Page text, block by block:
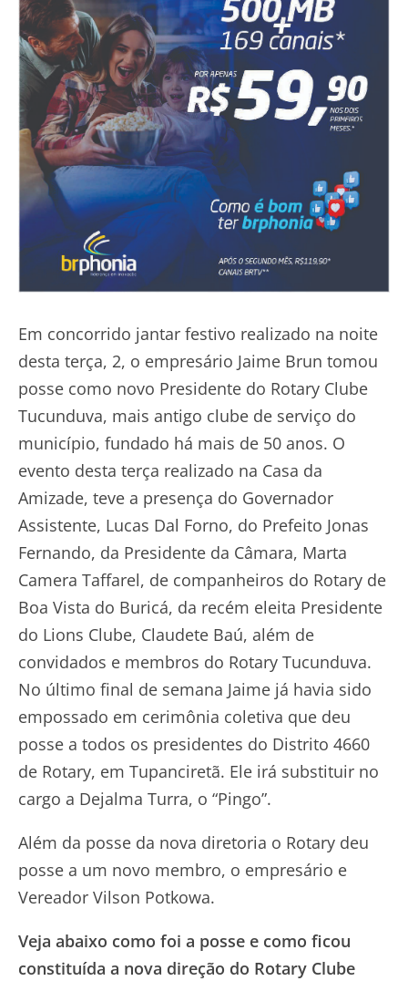
Em concorrido jantar festivo realizado na noite
desta terça, 2, o empresário Jaime Brun tomou
posse como novo Presidente do Rotary Clube
Tucunduva, mais antigo clube de serviço do
município, fundado há mais de 50 anos. O
evento desta terça realizado na Casa da
Amizade, teve a presença do Governador
Assistente, Lucas Dal Forno, do Prefeito Jonas
Fernando, da Presidente da Câmara, Marta
Camera Taffarel, de companheiros do Rotary de
Boa Vista do Buricá, da recém eleita Presidente
do Lions Clube, Claudete Baú, além de
convidados e membros do Rotary Tucunduva.
No último final de semana Jaime já havia sido
empossado em cerimônia coletiva que deu
posse a todos os presidentes do Distrito 4660
de Rotary, em Tupanciretã. Ele irá substituir no
cargo a Dejalma Turra, o “Pingo”.
Além da posse da nova diretoria o Rotary deu
posse a um novo membro, o empresário e
Vereador Vilson Potkowa.
Veja abaixo como foi a posse e como ficou
constituída a nova direção do Rotary Clube